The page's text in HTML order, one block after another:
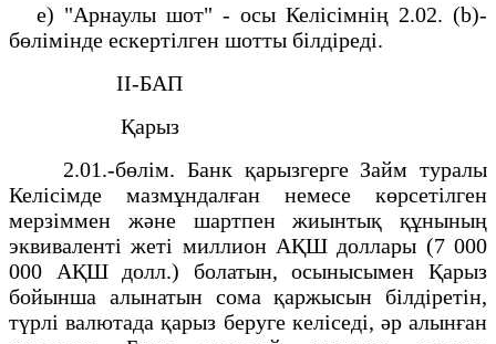
е) "Арнаулы шот" - осы Келiсiмнiң 2.02. (b)-
бөлiмiнде ескертiлген шотты бiлдiредi.
II-БАП
Қарыз
2.01.-бөлiм. Банк қарызгерге Займ туралы
Келiсiмде мазмұндалған немесе көрсетiлген
мерзiммен және шартпен жиынтық құнының
эквивалентi жетi миллион АҚШ доллары (7 000
000 АҚШ долл.) болатын, осынысымен Қарыз
бойынша алынатын сома қаржысын бiлдiретiн,
түрлi валютада қарыз беруге келiседi, әр алынған